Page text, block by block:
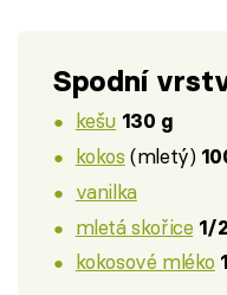
Spodní
kešu 130 g
kokos (mletý)
vanilka
mletá skořice 1/
kokosové mléko